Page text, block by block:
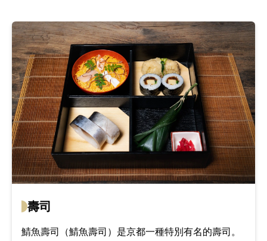
壽司
鯖魚壽司（鯖魚壽司）是京都一種特別有名的壽司。